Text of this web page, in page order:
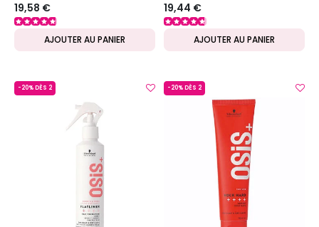
19,58 €
AJOUTER AU PANIER
19,44 €
AJOUTER AU PANIER
-20% DÈS 2 -20% DÈS 2